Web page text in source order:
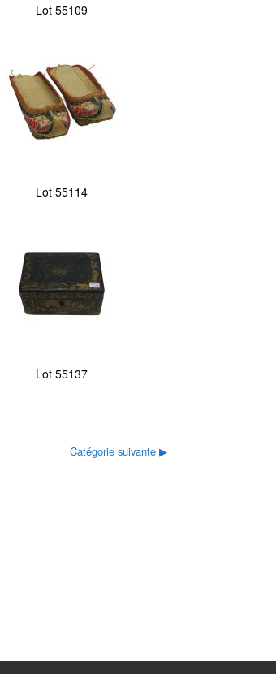
Lot 55109
Lot 55114
Lot 55137
Catégorie suivante ▶